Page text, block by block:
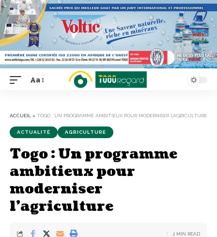
Font
Aa
ACCUEIL » TOGO : UN PROGRAMME AMBITIEUX POUR MODERNISER L’AGRICULTURE
ACTUALITÉ AGRICULTURE
Togo : Un programme
ambitieux pour
moderniser
l’agriculture
2 MIN READ